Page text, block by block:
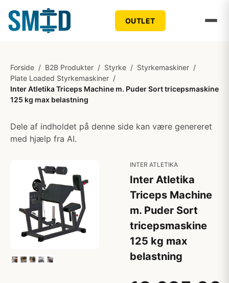
OUTLET
Forside / B2B Produkter / Styrke / Styrkemaskiner /
Plate Loaded Styrkemaskiner /
Inter Atletika Triceps Machine m. Puder Sort tricepsmaskine
125 kg max belastning
Dele af indholdet på denne side kan være genereret
med hjælp fra AI.
INTER ATLETIKA
Inter Atletika
Triceps Machine
m. Puder Sort
tricepsmaskine
125 kg max
belastning